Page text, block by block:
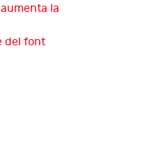
aumenta la